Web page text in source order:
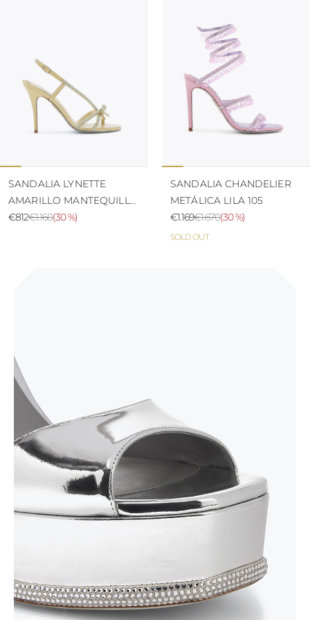
SANDALIA LYNETTE
AMARILLO MANTEQUILLA
100 €1.160
€812 (30 %)
SOLD OUT
SANDALIA CHANDELIER
METÁLICA LILA 105
€1.670
€1.169 (30 %)